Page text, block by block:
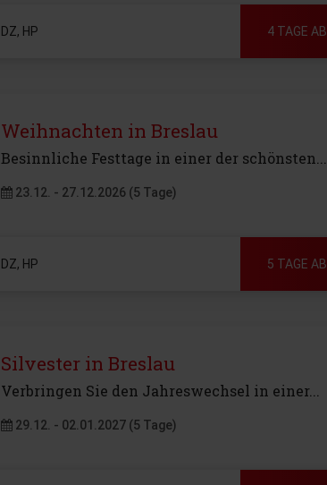
4 TAGE AB
DZ, HP
Weihnachten in Breslau
Besinnliche Festtage in einer der schönsten...
23.12. - 27.12.2026 (5 Tage)
5 TAGE AB
DZ, HP
Silvester in Breslau
Verbringen Sie den Jahreswechsel in einer...
29.12. - 02.01.2027 (5 Tage)